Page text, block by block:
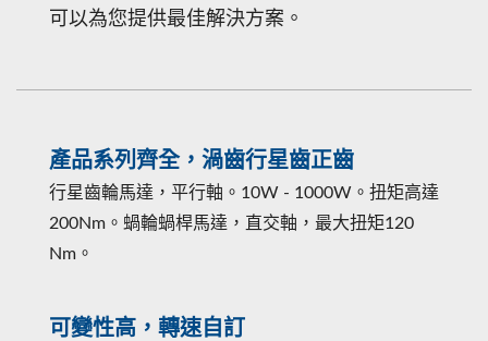
可以為您提供最佳解決方案。
產品系列齊全，渦齒行星齒正齒
行星齒輪馬達，平行軸。10W - 1000W。扭矩高達
200Nm。蝸輪蝸桿馬達，直交軸，最大扭矩120
Nm。
可變性高，轉速自訂